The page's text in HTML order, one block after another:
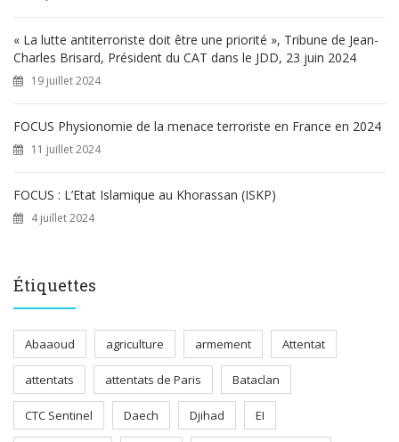
« La lutte antiterroriste doit être une priorité », Tribune de Jean-
Charles Brisard, Président du CAT dans le JDD, 23 juin 2024
19 juillet 2024
FOCUS Physionomie de la menace terroriste en France en 2024
11 juillet 2024
FOCUS : L’Etat Islamique au Khorassan (ISKP)
4 juillet 2024
Étiquettes
Abaaoud agriculture armement Attentat
attentats attentats de Paris Bataclan
CTC Sentinel Daech Djihad EI